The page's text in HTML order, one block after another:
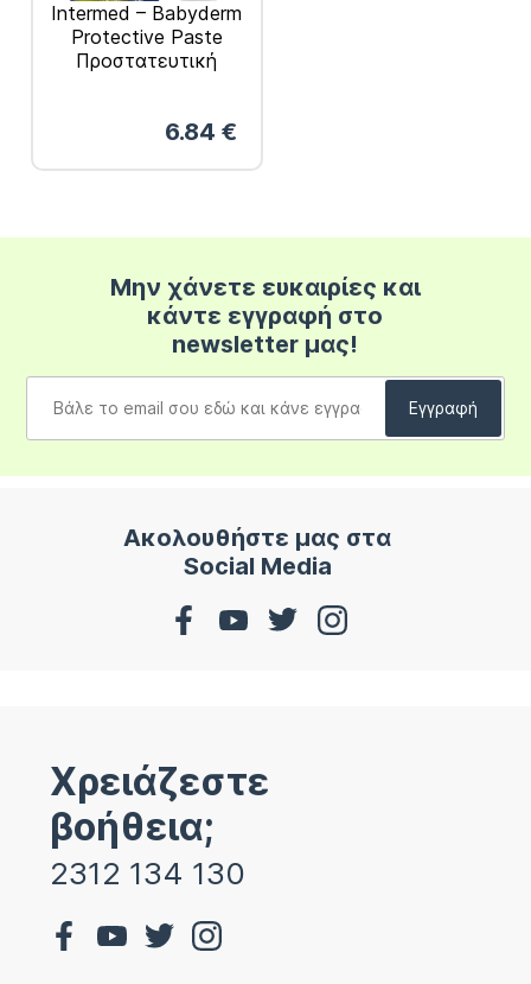
Intermed – Babyderm
Protective Paste
Προστατευτική
Ανακούφιση και
6.84 €
Μην χάνετε ευκαιρίες και
κάντε εγγραφή στο
newsletter μας!
Ακολουθήστε μας στα
Social Media
Χρειάζεστε
βοήθεια;
2312 134 130